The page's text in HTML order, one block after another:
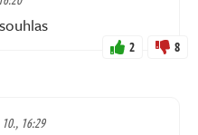
2 8
16:29